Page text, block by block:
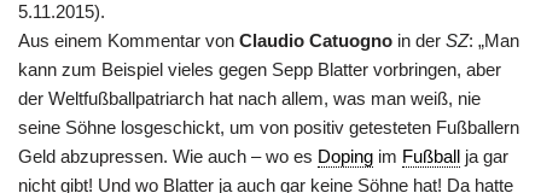
5.11.2015).
Aus einem Kommentar von Claudio Catuogno in der SZ: „Man
kann zum Beispiel vieles gegen Sepp Blatter vorbringen, aber
der Weltfußballpatriarch hat nach allem, was man weiß, nie
seine Söhne losgeschickt, um von positiv getesteten Fußballern
Geld abzupressen. Wie auch – wo es Doping im Fußball ja gar
nicht gibt! Und wo Blatter ja auch gar keine Söhne hat! Da hatte